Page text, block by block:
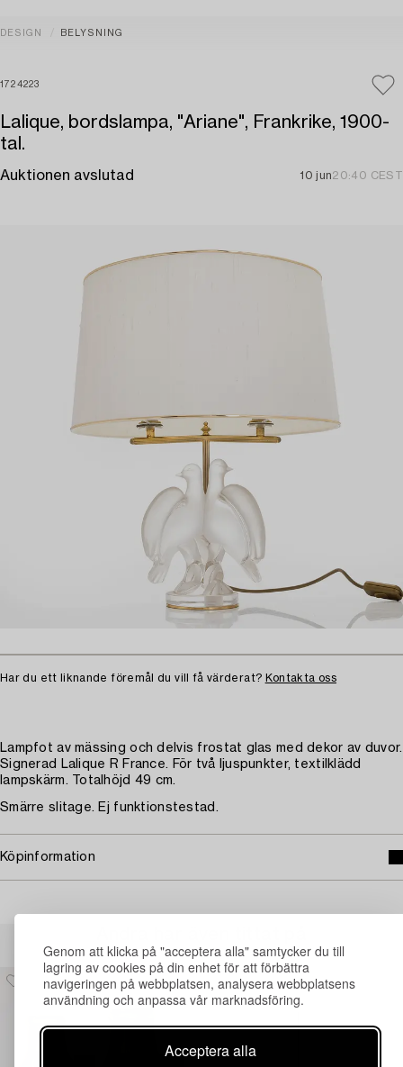
Genom att klicka på "acceptera alla" samtycker du till
lagring av cookies på din enhet för att förbättra
navigeringen på webbplatsen, analysera webbplatsens
användning och anpassa vår marknadsföring.
Acceptera alla
DESIGN BELYSNING
1724223
Lalique, bordslampa, "Ariane", Frankrike, 1900-
tal.
Auktionen avslutad 10 jun20:40 CEST
Har du ett liknande föremål du vill få värderat? Kontakta oss
Lampfot av mässing och delvis frostat glas med dekor av duvor.
Signerad Lalique R France. För två ljuspunkter, textilklädd
lampskärm. Totalhöjd 49 cm.
Smärre slitage. Ej funktionstestad.
Köpinformation